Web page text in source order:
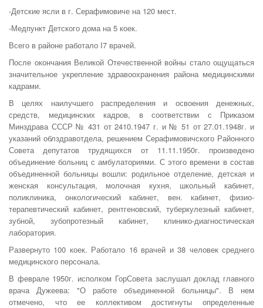
-Детские ясли в г. Серафимовиче на 120 мест.
-Медпункт Детского дома на 5 коек.
Всего в районе работало I7 врачей.
После окончания Великой Отечественной войны стало ощущаться
значительное укрепление здравоохранения района медицинскими
кад­рами.
В целях наилучшего распределения и освоения денежных,
средств, медицинских кадров, в соответствии с Приказом
Минздрава СССР № 431 от 2410.1947 г. и № 51 от 27.01.1948г. и
указаний облздравотдела, решением Серафимовичского Районного
Совета депутатов трудя­щихся от 11.11.1950г. произведено
объединение больниц с амбулато­риями. С этого времени в состав
объединенной больницы вошли: родиль­ное отделение, детская и
женская консультация, молочная кухня, школь­ный кабинет,
поликлиника, онкологический кабинет, вен. кабинет, физио­
терапевтический кабинет, рентгеновский, туберкулезный кабинет,
зубной, зубопротезный кабинет, клинико-диагностическая
лаборатория.
Развернуто 100 коек. Работало 16 врачей и 38 человек среднего
меди­цинского персонала.
В феврале 1950г. исполком ГорСовета заслушал доклад главного
врача Дужеева: "О работе объединенной больницы". В нем
отмечено, что ее коллективом достигнуты определенные